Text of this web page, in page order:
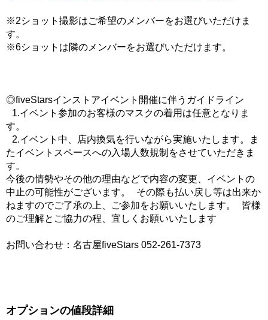
※2ショット撮影はご希望のメンバーをお選びいただけま
す。
※6ショットは隣のメンバーをお選びいただけます。
◎fiveStarsインストアイベント開催に伴うガイドライン
1.イベント参加のお客様のマスクの着用は任意となりま
す。
2.イベント中、店内換気を行いながら実施いたします。ま
たイベントスペースへの入場人数規制をさせていただきま
す。
今後の情勢やその他の理由などで内容の変更、イベントの
中止の可能性がございます。 その際も払い戻し等は出来か
ねますのでご了承の上、ご参加をお願いいたします。 皆様
のご理解とご協力の程、宜しくお願いいたします
お問い合わせ：名古屋fiveStars 052-261-7373
オプションの値段詳細